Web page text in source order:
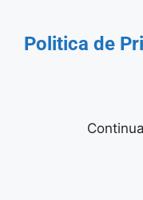
Politica de